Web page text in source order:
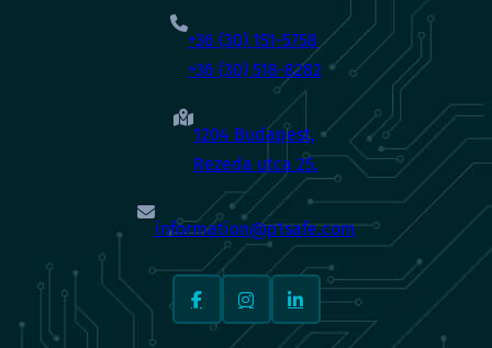
+36 (30) 151-5758
+36 (30) 518-8282
1204 Budapest,
Rezeda utca 25.
information@p1safe.com